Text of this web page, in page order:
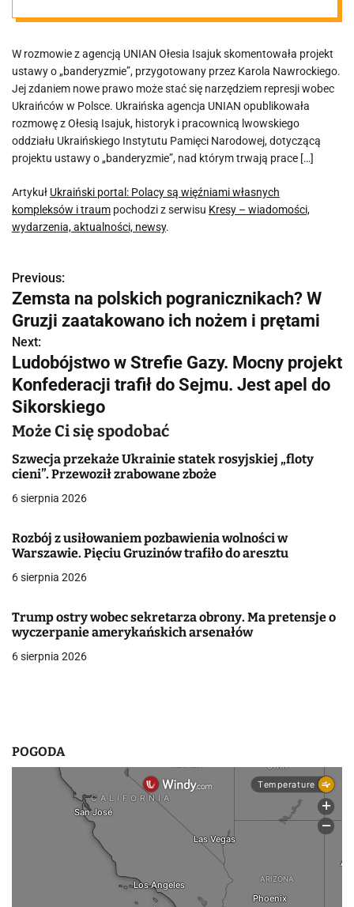
kompleksów i
traum
W rozmowie z agencją UNIAN Ołesia Isajuk skomentowała projekt
ustawy o „banderyzmie”, przygotowany przez Karola Nawrockiego.
Jej zdaniem nowe prawo może stać się narzędziem represji wobec
Ukraińców w Polsce. Ukraińska agencja UNIAN opublikowała
rozmowę z Ołesią Isajuk, historyk i pracownicą lwowskiego
oddziału Ukraińskiego Instytutu Pamięci Narodowej, dotyczącą
projektu ustawy o „banderyzmie”, nad którym trwają prace […]
Artykuł Ukraiński portal: Polacy są więźniami własnych
kompleksów i traum pochodzi z serwisu Kresy – wiadomości,
wydarzenia, aktualności, newsy.
N
a
w
i
g
a
c
j
w
p
i
s
Previous:
Zemsta na polskich pogranicznikach? W
Gruzji zaatakowano ich nożem i prętami
Next:
Ludobójstwo w Strefie Gazy. Mocny projekt
Konfederacji trafił do Sejmu. Jest apel do
Sikorskiego
Może Ci się spodobać
Szwecja przekaże Ukrainie statek rosyjskiej „floty
cieni”. Przewoził zrabowane zboże
6 sierpnia 2026
Rozbój z usiłowaniem pozbawienia wolności w
Warszawie. Pięciu Gruzinów trafiło do aresztu
6 sierpnia 2026
Trump ostry wobec sekretarza obrony. Ma pretensje o
wyczerpanie amerykańskich arsenałów
6 sierpnia 2026
POGODA